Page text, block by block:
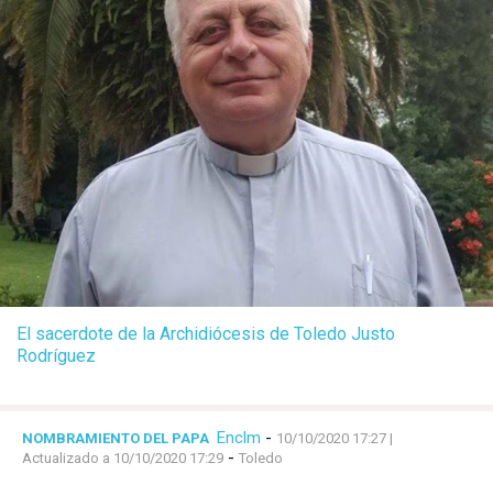
El sacerdote de la Archidiócesis de Toledo Justo
Rodríguez
NOMBRAMIENTO DEL PAPA Enclm - 10/10/2020 17:27 |
Actualizado a 10/10/2020 17:29 - Toledo